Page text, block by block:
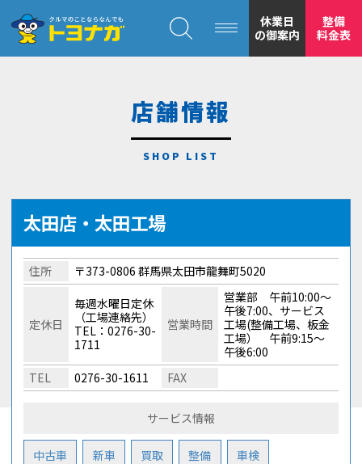
安心の
もトヨナガ
休業日
の御案内
整備
料金表
店舗情報
太田店・太田工場
住所 〒373-0806 群馬県太田市龍舞町5020
定休日
毎週水曜日定休
（工場連絡先）
TEL：0276-30-
1711
営業時間
営業部 午前10:00～
午後7:00、サービス
工場(整備工場、板金
工場） 午前9:15～
午後6:00
TEL
0276-30-1611 FAX
サービス情報
中古車 新車 買取 整備 車検